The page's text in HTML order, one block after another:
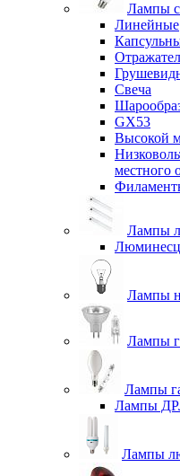
Лампы
Линейные
Свеча
GX53
Высокой
местного
Лампы
Лампы
Лампы
Лампы
Лампы
Лампы